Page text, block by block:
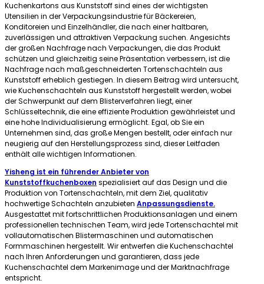
Kuchenkartons aus Kunststoff sind eines der wichtigsten
Utensilien in der Verpackungsindustrie für Bäckereien,
Konditoreien und Einzelhändler, die nach einer haltbaren,
zuverlässigen und attraktiven Verpackung suchen. Angesichts
der großen Nachfrage nach Verpackungen, die das Produkt
schützen und gleichzeitig seine Präsentation verbessern, ist die
Nachfrage nach maßgeschneiderten Tortenschachteln aus
Kunststoff erheblich gestiegen. In diesem Beitrag wird untersucht,
wie Kuchenschachteln aus Kunststoff hergestellt werden, wobei
der Schwerpunkt auf dem Blisterverfahren liegt, einer
Schlüsseltechnik, die eine effiziente Produktion gewährleistet und
eine hohe Individualisierung ermöglicht. Egal, ob Sie ein
Unternehmen sind, das große Mengen bestellt, oder einfach nur
neugierig auf den Herstellungsprozess sind, dieser Leitfaden
enthält alle wichtigen Informationen.
Yisheng ist ein führender Anbieter von
Kunststoffkuchenboxen spezialisiert auf das Design und die
Produktion von Tortenschachteln, mit dem Ziel, qualitativ
hochwertige Schachteln anzubieten Anpassungsdienste.
Ausgestattet mit fortschrittlichen Produktionsanlagen und einem
professionellen technischen Team, wird jede Tortenschachtel mit
vollautomatischen Blistermaschinen und automatischen
Formmaschinen hergestellt. Wir entwerfen die Kuchenschachtel
nach Ihren Anforderungen und garantieren, dass jede
Kuchenschachtel dem Markenimage und der Marktnachfrage
entspricht.